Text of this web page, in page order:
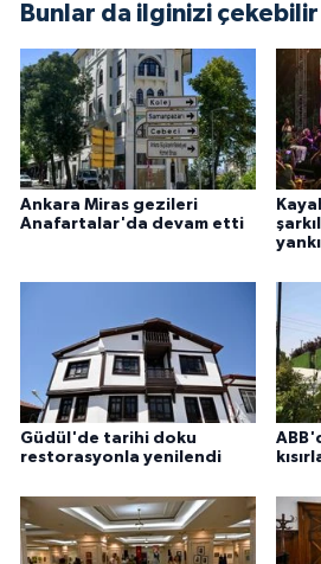
Bunlar da ilginizi çekebilir
Ankara Miras gezileri
Anafartalar'da devam etti
Güdül'de tarihi doku
restorasyonla yenilendi